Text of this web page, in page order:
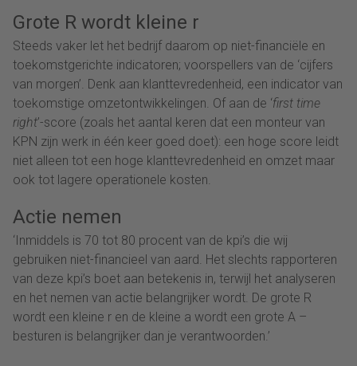
Grote R wordt kleine r
Steeds vaker let het bedrijf daarom op niet-financiële en
toekomstgerichte indicatoren; voorspellers van de ‘cijfers
van morgen’. Denk aan klanttevredenheid, een indicator van
toekomstige omzetontwikkelingen. Of aan de ‘first time
right’-score (zoals het aantal keren dat een monteur van
KPN zijn werk in één keer goed doet): een hoge score leidt
niet alleen tot een hoge klanttevredenheid en omzet maar
ook tot lagere operationele kosten.
Actie nemen
‘Inmiddels is 70 tot 80 procent van de kpi’s die wij
gebruiken niet-financieel van aard. Het slechts rapporteren
van deze kpi’s boet aan betekenis in, terwijl het analyseren
en het nemen van actie belangrijker wordt. De grote R
wordt een kleine r en de kleine a wordt een grote A –
besturen is belangrijker dan je verantwoorden.’